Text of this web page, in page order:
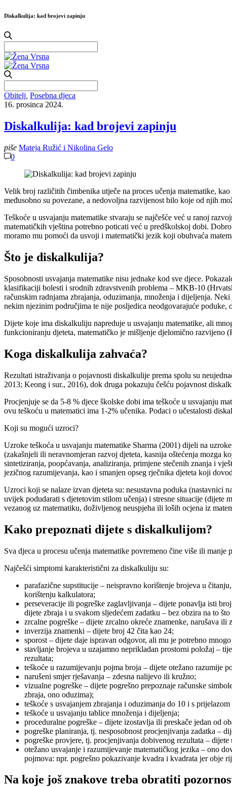
Diskalkulija: kad brojevi zapinju
for:
for:
Obitelj Posebna djeca
16. prosinca 2024.
Diskalkulija: kad brojevi zapinju
piše Mateja Ružić i Nikolina Gelo
0
Velik broj različitih čimbenika utječe na proces učenja matematike,
međusobno su povezane, a nedovoljna razvijenost bilo koje od njih
Teškoće u usvajanju matematike stvaraju se najčešće već u ranoj
matematičkih vještina potrebno poticati već u predškolskoj dobi.
moramo mu pomoći da usvoji i matematički jezik koji obuhvaća
Što je diskalkulija?
Sposobnosti usvajanja matematike nisu jednake kod sve djece.
klasifikaciji bolesti i srodnih zdravstvenih problema – MKB-10
računskim radnjama zbrajanja, oduzimanja, množenja i dijeljenja.
nekim njezinim područjima te nije posljedica neodgovarajuće
Dijete koje ima diskalkuliju napreduje u usvajanju matematike, ali
funkcioniranju djeteta, matematičko je mišljenje djelomično razvijeno
Koga diskalkulija zahvaća?
Rezultati istraživanja o pojavnosti diskalkulije prema spolu su
2013; Keong i sur., 2016), dok druga pokazuju češću pojavnost
Procjenjuje se da 5-8 % djece školske dobi ima teškoće u usvajanju
ovu teškoću u matematici ima 1-2% učenika. Podaci o učestalosti
Koji su mogući uzroci?
Uzroke teškoća u usvajanju matematike Sharma (2001) dijeli na
(zakašnjeli ili neravnomjeran razvoj djeteta, kasnija oštećenja mozga
sintetiziranja, poopćavanja, analiziranja, primjene stečenih znanja i
jezičnog razumijevanja, kao i smanjen opseg rječnika djeteta koji
Uzroci koji se nalaze izvan djeteta su: nesustavna poduka (nastavnici
uvijek podudarati s djetetovim stilom učenja) i stresne situacije (dijete
vezanog uz matematiku, doživljenog neuspjeha ili loših ocjena iz
Kako prepoznati dijete s diskalkulijom?
Sva djeca u procesu učenja matematike povremeno čine više ili
Najčešći simptomi karakteristični za diskalkuliju su:
parafazične supstitucije – neispravno korištenje brojeva u
korištenju kalkulatora;
perseveracije ili pogreške zaglavljivanja – dijete ponavlja isti
dijete zbraja i u svakom sljedećem zadatku – bez obzira na to
zrcalne pogreške – dijete zrcalno okreće znamenke, narušava
inverzija znamenki – dijete broj 42 čita kao 24;
sporost – dijete daje ispravan odgovor, ali mu je potrebno
stavljanje brojeva u uzajamno neprikladan prostorni položaj –
rezultata;
teškoće u razumijevanju pojma broja – dijete otežano razumije
narušeni smjer rješavanja – zdesna nalijevo ili kružno;
vizualne pogreške – dijete pogrešno prepoznaje računske
zbraja, ono oduzima);
teškoće s usvajanjem zbrajanja i oduzimanja do 10 i s prijelazom
teškoće u usvajanju tablice množenja i dijeljenja;
proceduralne pogreške – dijete izostavlja ili preskače jedan od
pogreške planiranja, tj. nesposobnost procjenjivanja zadatka –
pogreške provjere, tj. procjenjivanja dobivenog rezultata –
otežano usvajanje i razumijevanje matematičkog jezika – ono
pojmova: npr. pogrešno pokazivanje kvadra i kvadrata jer obje
Na koje još znakove treba obratiti